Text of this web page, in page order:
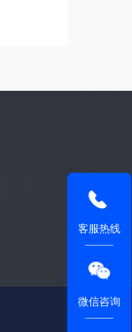
客服热线
微信咨询